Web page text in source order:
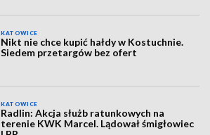
KATOWICE
Nikt nie chce kupić hałdy w Kostuchnie.
Siedem przetargów bez ofert
KATOWICE
Radlin: Akcja służb ratunkowych na
terenie KWK Marcel. Lądował śmigłowiec